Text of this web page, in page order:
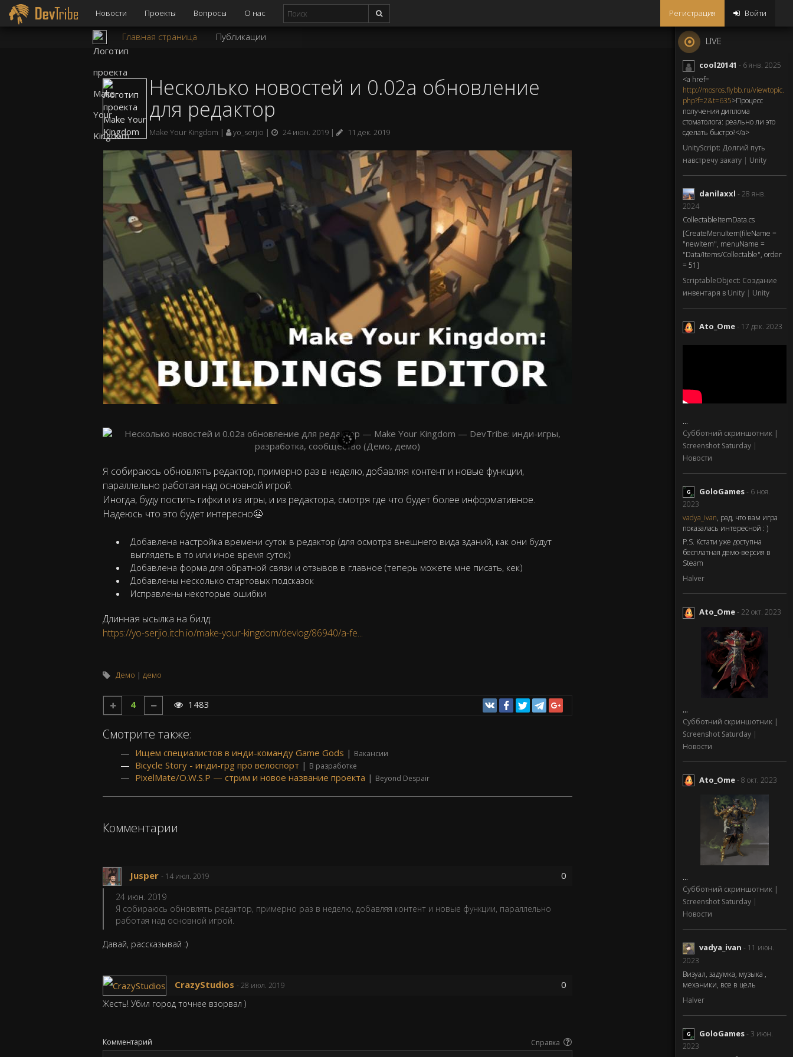
Регистрация Войти
Новости Проекты Вопросы О нас
LIVE
cool20141 - 6 янв. 2025
<a href=
http://mosros.flybb.ru/viewtopic.
php?f=2&t=635>Процесс
получения диплома
стоматолога: реально ли это
сделать быстро?</a>
UnityScript: Долгий путь
навстречу закату | Unity
danilaxxl - 28 янв.
2024
CollectableItemData.cs
[CreateMenuItem(fileName =
"newItem", menuName =
"Data/Items/Collectable", order
= 51]
ScriptableObject: Создание
инвентаря в Unity | Unity
Ato_Ome- 17 дек. 2023
...
Субботний скриншотник |
Screenshot Saturday |
Новости
GoloGames- 6 ноя.
2023
vadya_ivan, рад, что вам игра
показалась интересной : )
P.S. Кстати уже доступна
бесплатная демо-версия в
Steam
Halver
Ato_Ome- 22 окт. 2023
...
Субботний скриншотник |
Screenshot Saturday |
Новости
Ato_Ome- 8 окт. 2023
...
Субботний скриншотник |
Screenshot Saturday |
Новости
vadya_ivan - 11 июн.
2023
Визуал, задумка, музыка ,
механики, все в цель
Halver
GoloGames- 3 июн.
2023
Главная страница Публикации
Несколько новостей и 0.02а обновление
для редактор
Make Your Kingdom yo_serjio 24 июн. 2019 11 дек. 2019
Я собираюсь обновлять редактор, примерно раз в неделю, добавляя контент и новые функции,
параллельно работая над основной игрой.
Иногда, буду постить гифки и из игры, и из редактора, смотря где что будет более информативное.
Надеюсь что это будет интересно😬
Добавлена настройка времени суток в редактор (для осмотра внешнего вида зданий, как они будут
выглядеть в то или иное время суток)
Добавлена форма для обратной связи и отзывов в главное (теперь можете мне писать, кек)
Добавлены несколько стартовых подсказок
Исправлены некоторые ошибки
Длинная ысылка на билд:
https://yo-serjio.itch.io/make-your-kingdom/devlog/86940/a-fe...
Демо демо
4 1483
Смотрите также:
Ищем специалистов в инди-команду Game Gods | Вакансии
Bicycle Story - инди-rpg про велоспорт | В разработке
PixelMate/O.W.S.P — стрим и новое название проекта | Beyond Despair
Комментарии
Jusper - 14 июл. 2019 0
24 июн. 2019
Я собираюсь обновлять редактор, примерно раз в неделю, добавляя контент и новые функции, параллельно
работая над основной игрой.
Давай, рассказывай :)
CrazyStudios - 28 июл. 2019 0
Жесть! Убил город точнее взорвал )
Комментарий Справка